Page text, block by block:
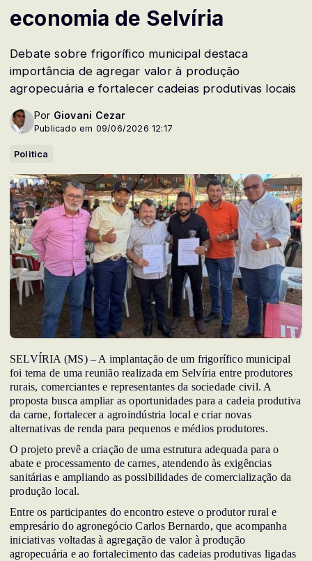
economia de Selvíria
Debate sobre frigorífico municipal destaca
importância de agregar valor à produção
agropecuária e fortalecer cadeias produtivas locais
Por Giovani Cezar
Publicado em 09/06/2026 12:17
Politica
SELVÍRIA (MS) – A implantação de um frigorífico municipal
foi tema de uma reunião realizada em Selvíria entre produtores
rurais, comerciantes e representantes da sociedade civil. A
proposta busca ampliar as oportunidades para a cadeia produtiva
da carne, fortalecer a agroindústria local e criar novas
alternativas de renda para pequenos e médios produtores.
O projeto prevê a criação de uma estrutura adequada para o
abate e processamento de carnes, atendendo às exigências
sanitárias e ampliando as possibilidades de comercialização da
produção local.
Entre os participantes do encontro esteve o produtor rural e
empresário do agronegócio Carlos Bernardo, que acompanha
iniciativas voltadas à agregação de valor à produção
agropecuária e ao fortalecimento das cadeias produtivas ligadas